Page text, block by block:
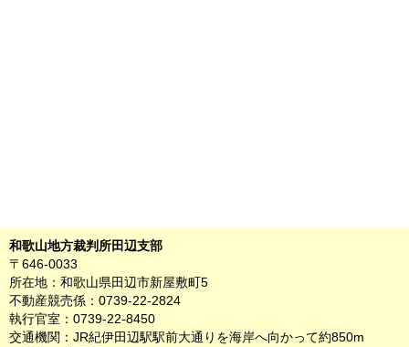
和歌山地方裁判所田辺支部
〒646-0033
所在地：和歌山県田辺市新屋敷町5
不動産競売係：0739-22-2824
執行官室：0739-22-8450
交通機関：JR紀伊田辺駅駅前大通りを海岸へ向かって約850m